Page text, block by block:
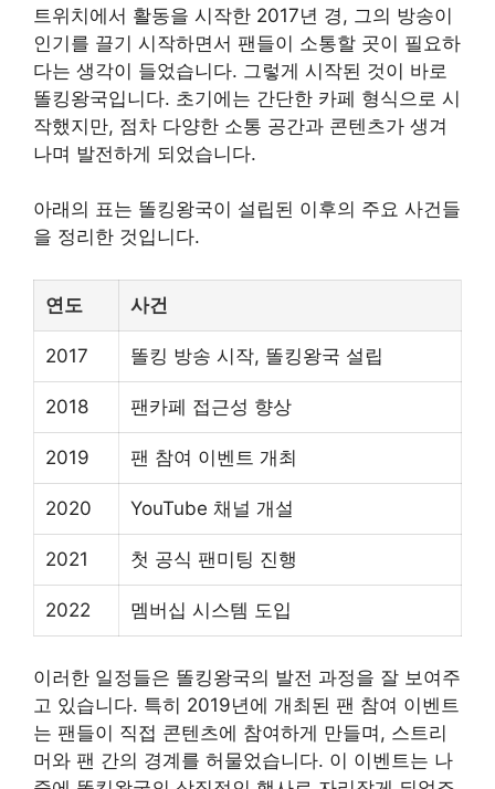
트위치에서 활동을 시작한 2017년 경, 그의 방송이
인기를 끌기 시작하면서 팬들이 소통할 곳이 필요하
다는 생각이 들었습니다. 그렇게 시작된 것이 바로
똘킹왕국입니다. 초기에는 간단한 카페 형식으로 시
작했지만, 점차 다양한 소통 공간과 콘텐츠가 생겨
나며 발전하게 되었습니다.
아래의 표는 똘킹왕국이 설립된 이후의 주요 사건들
을 정리한 것입니다.
연도 사건
2017 똘킹 방송 시작, 똘킹왕국 설립
2018 팬카페 접근성 향상
2019 팬 참여 이벤트 개최
2020 YouTube 채널 개설
2021 첫 공식 팬미팅 진행
2022 멤버십 시스템 도입
이러한 일정들은 똘킹왕국의 발전 과정을 잘 보여주
고 있습니다. 특히 2019년에 개최된 팬 참여 이벤트
는 팬들이 직접 콘텐츠에 참여하게 만들며, 스트리
머와 팬 간의 경계를 허물었습니다. 이 이벤트는 나